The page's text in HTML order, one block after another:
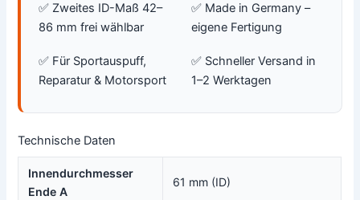
✅ Zweites ID-Maß 42–
86 mm frei wählbar
✅ Made in Germany –
eigene Fertigung
✅ Für Sportauspuff,
Reparatur & Motorsport
✅ Schneller Versand in
1–2 Werktagen
Technische Daten
Innendurchmesser
Ende A
61 mm (ID)